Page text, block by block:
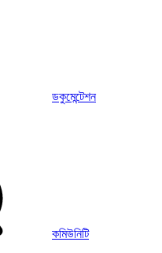
ডকুমেন্টেশন
কমিউনিটি